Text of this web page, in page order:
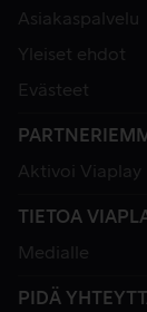
Asiakaspalvelu
Yleiset ehdot
Evästeet
Aktivoi Viaplay
TIETOA
Medialle
PIDÄ